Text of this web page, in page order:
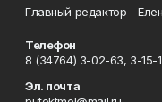
Главный редактор -
Телефон
8 (34764) 3-02-63, 3-15-
Эл. почта